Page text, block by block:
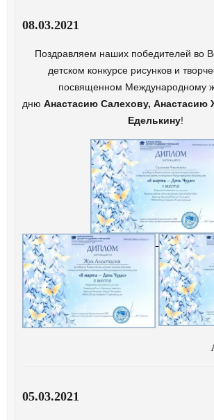
08.03.2021
Поздравляем наших победителей во
детском конкурсе рисунков и
посвященном Международному
дню Анастасию Салехову, Анастасию
Еделькину!
05.03.2021